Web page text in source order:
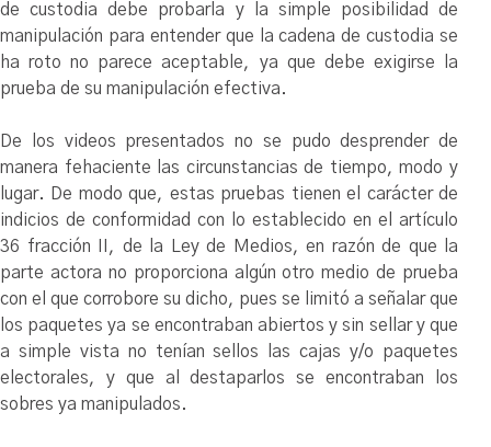
de custodia debe probarla y la simple posibilidad de
manipulación para entender que la cadena de custodia se
ha roto no parece aceptable, ya que debe exigirse la
prueba de su manipulación efectiva.
De los videos presentados no se pudo desprender de
manera fehaciente las circunstancias de tiempo, modo y
lugar. De modo que, estas pruebas tienen el carácter de
indicios de conformidad con lo establecido en el artículo
36 fracción II, de la Ley de Medios, en razón de que la
parte actora no proporciona algún otro medio de prueba
con el que corrobore su dicho, pues se limitó a señalar que
los paquetes ya se encontraban abiertos y sin sellar y que
a simple vista no tenían sellos las cajas y/o paquetes
electorales, y que al destaparlos se encontraban los
sobres ya manipulados.